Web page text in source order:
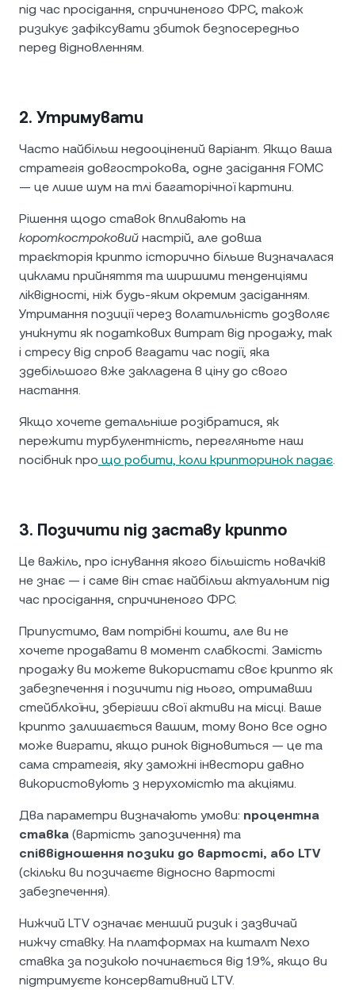
під час просідання, спричиненого ФРС, також
ризикує зафіксувати збиток безпосередньо
перед відновленням.
2. Утримувати
Часто найбільш недооцінений варіант. Якщо ваша
стратегія довгострокова, одне засідання FOMC
— це лише шум на тлі багаторічної картини.
Рішення щодо ставок впливають на
короткостроковий настрій, але довша
траєкторія крипто історично більше визначалася
циклами прийняття та ширшими тенденціями
ліквідності, ніж будь-яким окремим засіданням.
Утримання позиції через волатильність дозволяє
уникнути як податкових витрат від продажу, так
і стресу від спроб вгадати час події, яка
здебільшого вже закладена в ціну до свого
настання.
Якщо хочете детальніше розібратися, як
пережити турбулентність, перегляньте наш
посібник про що робити, коли крипторинок падає.
3. Позичити під заставу крипто
Це важіль, про існування якого більшість новачків
не знає — і саме він стає найбільш актуальним під
час просідання, спричиненого ФРС.
Припустимо, вам потрібні кошти, але ви не
хочете продавати в момент слабкості. Замість
продажу ви можете використати своє крипто як
забезпечення і позичити під нього, отримавши
стейблкоїни, зберігши свої активи на місці. Ваше
крипто залишається вашим, тому воно все одно
може виграти, якщо ринок відновиться — це та
сама стратегія, яку заможні інвестори давно
використовують з нерухомістю та акціями.
Два параметри визначають умови: процентна
ставка (вартість запозичення) та
співвідношення позики до вартості, або LTV
(скільки ви позичаєте відносно вартості
забезпечення).
Нижчий LTV означає менший ризик і зазвичай
нижчу ставку. На платформах на кшталт Nexo
ставка за позикою починається від 1.9%, якщо ви
підтримуєте консервативний LTV.